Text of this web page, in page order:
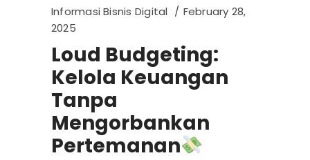
Informasi Bisnis Digital
February 28,
2025
Loud Budgeting:
Kelola Keuangan
Tanpa
Mengorbankan
Pertemanan